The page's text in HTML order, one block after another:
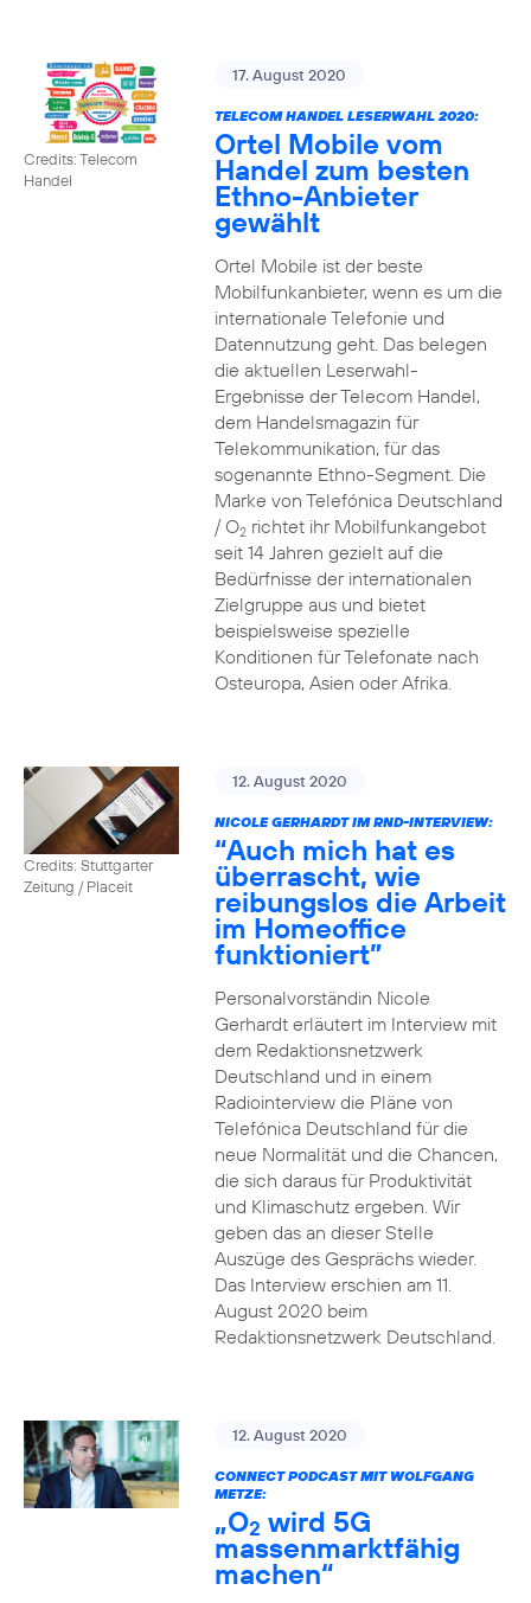
Credits: Telecom
Handel
17. August 2020
TELECOM HANDEL LESERWAHL 2020:
Ortel Mobile vom
Handel zum besten
Ethno-Anbieter
gewählt
Ortel Mobile ist der beste
Mobilfunkanbieter, wenn es um die
internationale Telefonie und
Datennutzung geht. Das belegen
die aktuellen Leserwahl-
Ergebnisse der Telecom Handel,
dem Handelsmagazin für
Telekommunikation, für das
sogenannte Ethno-Segment. Die
Marke von Telefónica Deutschland
/ O2richtet ihr Mobilfunkangebot
seit 14 Jahren gezielt auf die
Bedürfnisse der internationalen
Zielgruppe aus und bietet
beispielsweise spezielle
Konditionen für Telefonate nach
Osteuropa, Asien oder Afrika.
Credits: Stuttgarter
Zeitung / Placeit
12. August 2020
NICOLE GERHARDT IM RND-INTERVIEW:
“Auch mich hat es
überrascht, wie
reibungslos die Arbeit
im Homeoffice
funktioniert”
Personalvorständin Nicole
Gerhardt erläutert im Interview mit
dem Redaktionsnetzwerk
Deutschland und in einem
Radiointerview die Pläne von
Telefónica Deutschland für die
neue Normalität und die Chancen,
die sich daraus für Produktivität
und Klimaschutz ergeben. Wir
geben das an dieser Stelle
Auszüge des Gesprächs wieder.
Das Interview erschien am 11.
August 2020 beim
Redaktionsnetzwerk Deutschland.
12. August 2020
CONNECT PODCAST MIT WOLFGANG
METZE:
„O2 wird 5G
massenmarktfähig
machen“